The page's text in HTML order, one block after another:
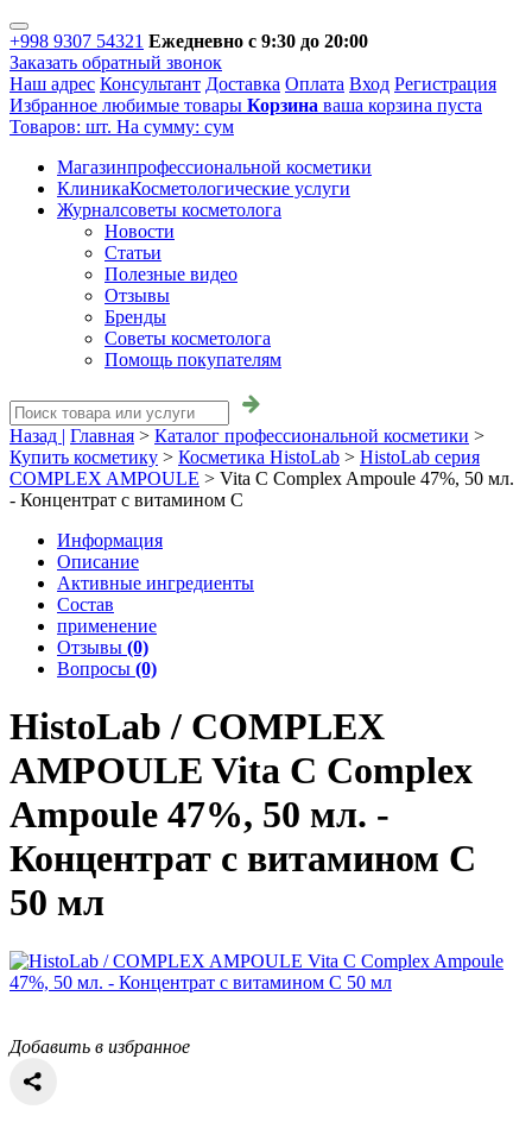
+998 9307 54321 Ежедневно с 9:30 до 20:00
Заказать обратный звонок
Наш адрес Консультант Доставка Оплата Вход Регистрация
Избранное любимые товары Корзина ваша корзина пуста
Товаров: шт. На сумму: сум
Магазинпрофессиональной косметики
КлиникаКосметологические услуги
Журналсоветы косметолога
Новости
Статьи
Полезные видео
Отзывы
Бренды
Советы косметолога
Помощь покупателям
Назад | Главная > Каталог профессиональной косметики >
Купить косметику > Косметика HistoLab > HistoLab серия
COMPLEX AMPOULE > Vita C Complex Ampoule 47%, 50 мл.
- Концентрат с витамином С
Информация
Описание
Активные ингредиенты
Состав
применение
Отзывы (0)
Вопросы (0)
HistoLab / COMPLEX
AMPOULE Vita C Complex
Ampoule 47%, 50 мл. -
Концентрат с витамином С
50 мл
Добавить в избранное